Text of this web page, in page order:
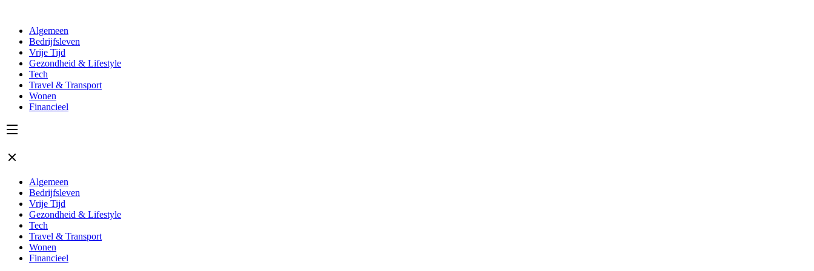
Algemeen
Bedrijfsleven
Vrije Tijd
Gezondheid & Lifestyle
Tech
Travel & Transport
Wonen
Financieel
Algemeen
Bedrijfsleven
Vrije Tijd
Gezondheid & Lifestyle
Tech
Travel & Transport
Wonen
Financieel